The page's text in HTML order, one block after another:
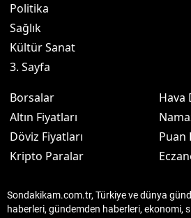
Politika
Sağlık
Kültür Sanat
3. Sayfa
Borsalar
Altın Fiyatları
Döviz Fiyatları
Kripto Paralar
Hava
Puan
Sondakikam.com.tr, Türkiye ve dünya
haberleri, gündemden haberleri, ekonomi,